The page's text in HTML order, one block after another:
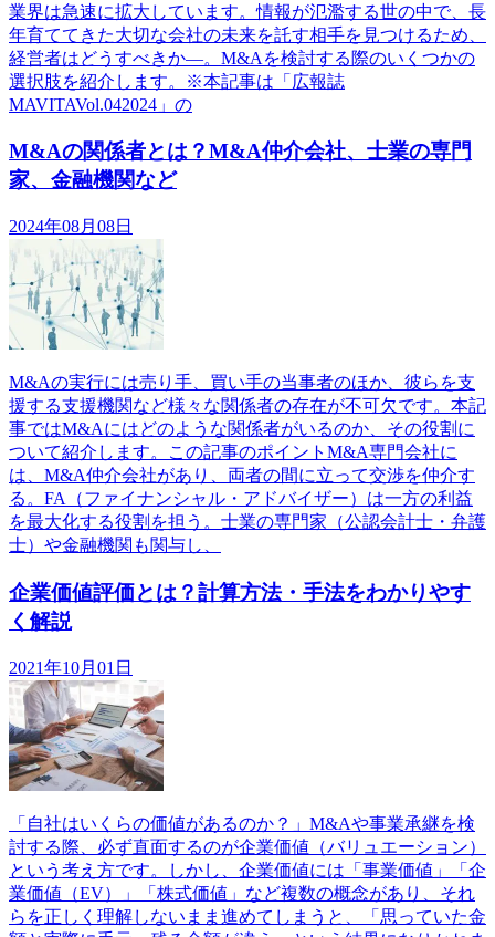
業界は急速に拡大しています。情報が氾濫する世の中で、長
年育ててきた大切な会社の未来を託す相手を見つけるため、
経営者はどうすべきか―。M&Aを検討する際のいくつかの
選択肢を紹介します。※本記事は「広報誌
MAVITAVol.042024」の
M&Aの関係者とは？M&A仲介会社、士業の専門
家、金融機関など
2024年08月08日
M&Aの実行には売り手、買い手の当事者のほか、彼らを支
援する支援機関など様々な関係者の存在が不可欠です。本記
事ではM&Aにはどのような関係者がいるのか、その役割に
ついて紹介します。この記事のポイントM&A専門会社に
は、M&A仲介会社があり、両者の間に立って交渉を仲介す
る。FA（ファイナンシャル・アドバイザー）は一方の利益
を最大化する役割を担う。士業の専門家（公認会計士・弁護
士）や金融機関も関与し、
企業価値評価とは？計算方法・手法をわかりやす
く解説
2021年10月01日
「自社はいくらの価値があるのか？」M&Aや事業承継を検
討する際、必ず直面するのが企業価値（バリュエーション）
という考え方です。しかし、企業価値には「事業価値」「企
業価値（EV）」「株式価値」など複数の概念があり、それ
らを正しく理解しないまま進めてしまうと、「思っていた金